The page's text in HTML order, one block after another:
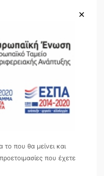
δικά του
πως νιώθατε
στην κοιλιά σας.
κι αυτός με τις
ορίζοντας το
του. Η τακτική αυτή
οι δεσμοί που θα
είναι ιδιαίτερα ισχυροί
προετοιμάστε το παιδί,
το που θα μείνει και
που έχετε
×